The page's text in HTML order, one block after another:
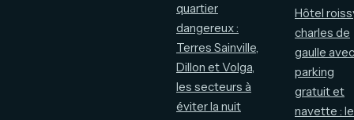
quartier
dangereux :
Terres Sainville,
Dillon et Volga,
les secteurs à
éviter la nuit
Hôtel
charles de
gaulle avec
parking
gratuit et
navette : le